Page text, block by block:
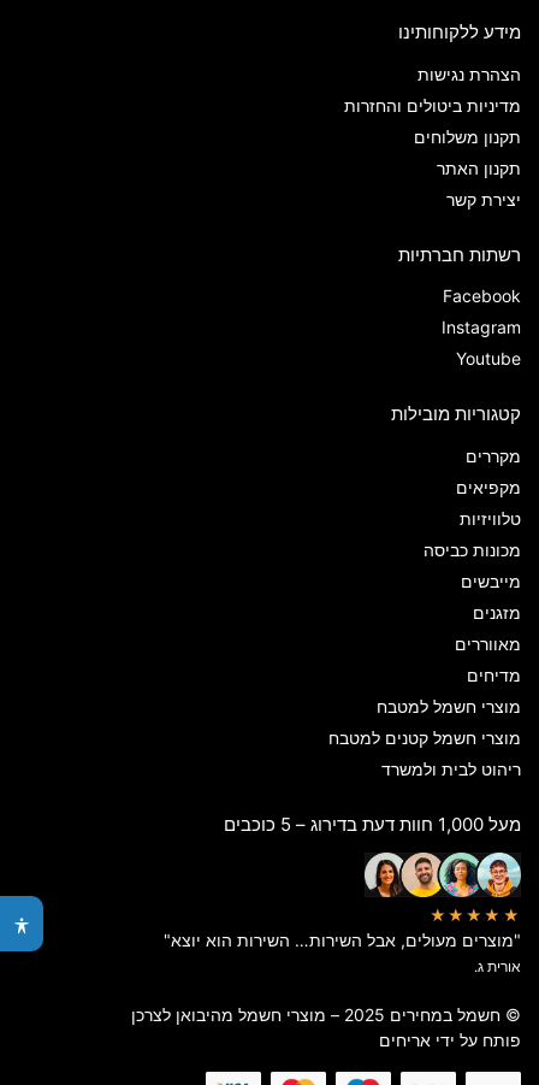
מידע ללקוחותינו
הצהרת נגישות
מדיניות ביטולים והחזרות
תקנון משלוחים
תקנון האתר
יצירת קשר
רשתות חברתיות
Facebook
Instagram
Youtube
קטגוריות מובילות
מקררים
מקפיאים
טלוויזיות
מכונות כביסה
מייבשים
מזגנים
מאווררים
מדיחים
מוצרי חשמל למטבח
מוצרי חשמל קטנים למטבח
ריהוט לבית ולמשרד
מעל 1,000 חוות דעת בדירוג – 5 כוכבים
★★★★★
"מוצרים מעולים, אבל השירות… השירות הוא יוצא"
אורית ג.
© חשמל במחירים 2025 – מוצרי חשמל מהיבואן לצרכן
פותח על ידי אריחים